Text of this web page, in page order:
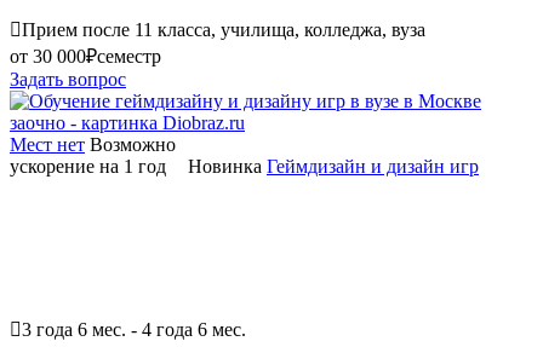
Прием после 11 класса, училища, колледжа, вуза
от 30 000₽семестр
Задать вопрос
Мест нет Возможно
ускорение на 1 год
Новинка Геймдизайн и дизайн игр
3 года 6 мес. - 4 года 6 мес.